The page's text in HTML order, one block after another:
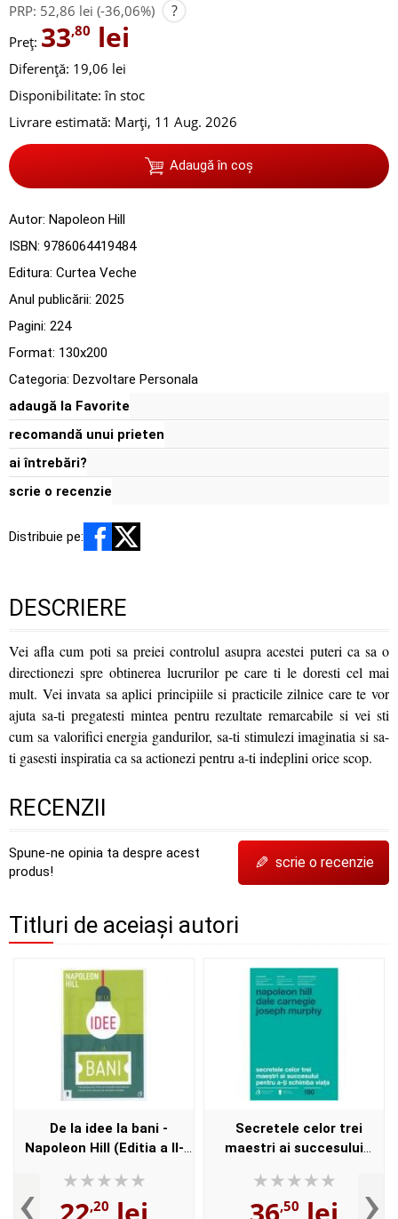
PRP: 52,86 lei (-36,06%) ?
Preț: 33,80 lei
Diferență: 19,06 lei
Disponibilitate: în stoc
Livrare estimată: Marți, 11 Aug. 2026
Adaugă în coș
Autor: Napoleon Hill
ISBN: 9786064419484
Editura: Curtea Veche
Anul publicării: 2025
Pagini: 224
Format: 130x200
Categoria: Dezvoltare Personala
adaugă la Favorite
recomandă unui prieten
ai întrebări?
scrie o recenzie
Distribuie pe:
DESCRIERE
Vei afla cum poti sa preiei controlul asupra acestei puteri ca sa o
directionezi spre obtinerea lucrurilor pe care ti le doresti cel mai
mult. Vei invata sa aplici principiile si practicile zilnice care te vor
ajuta sa-ti pregatesti mintea pentru rezultate remarcabile si vei sti
cum sa valorifici energia gandurilor, sa-ti stimulezi imaginatia si sa-
ti gasesti inspiratia ca sa actionezi pentru a-ti indeplini orice scop.
RECENZII
Spune-ne opinia ta despre acest
produs!
✎ scrie o recenzie
Titluri de aceiași autori
‹
De la idee la bani -
Napoleon Hill (Editia a II-
,20
Secretele celor trei
maestri ai succesului
Napoleon Hill
,50 ›